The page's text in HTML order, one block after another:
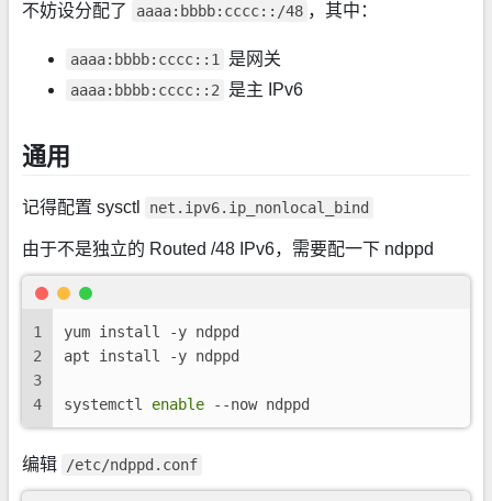
不妨设分配了 aaaa:bbbb:cccc::/48 ，其中：
aaaa:bbbb:cccc::1 是网关
aaaa:bbbb:cccc::2 是主 IPv6
通用
记得配置 sysctl net.ipv6.ip_nonlocal_bind
由于不是独立的 Routed /48 IPv6，需要配一下 ndppd
1
2
3
4
yum install -y ndppd
apt install -y ndppd
systemctl enable --now ndppd
编辑 /etc/ndppd.conf